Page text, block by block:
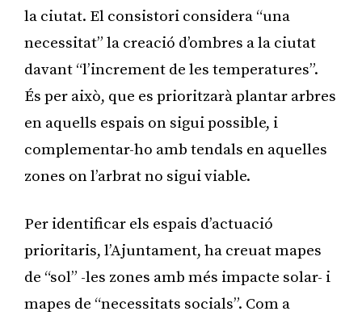
la ciutat. El consistori considera “una
necessitat” la creació d’ombres a la ciutat
davant “l’increment de les temperatures”.
És per això, que es prioritzarà plantar arbres
en aquells espais on sigui possible, i
complementar-ho amb tendals en aquelles
zones on l’arbrat no sigui viable.
Per identificar els espais d’actuació
prioritaris, l’Ajuntament, ha creuat mapes
de “sol” -les zones amb més impacte solar- i
mapes de “necessitats socials”. Com a